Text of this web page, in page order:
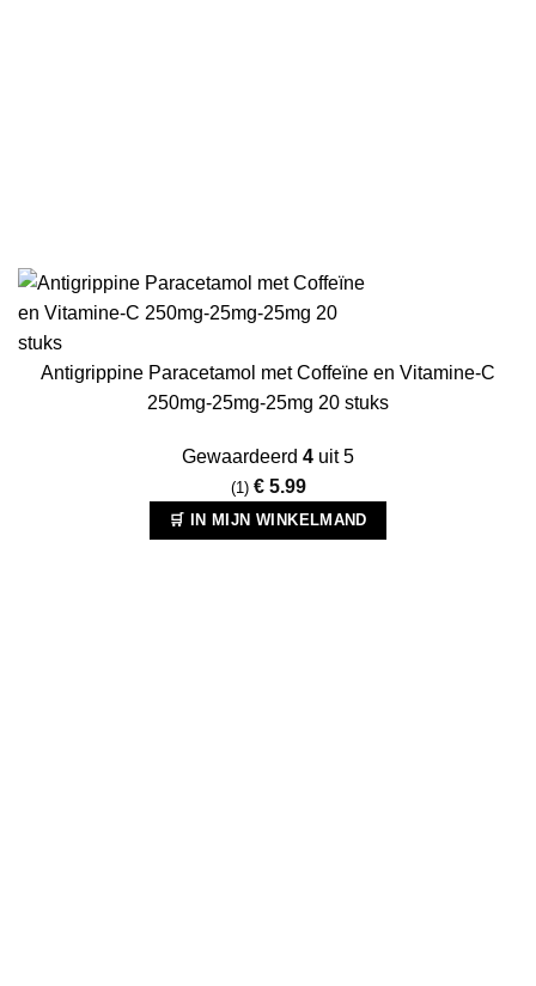
Antigrippine Paracetamol met Coffeïne en Vitamine-C
250mg-25mg-25mg 20 stuks
Gewaardeerd 4 uit 5
(1) €5.99
🛒 IN MIJN WINKELMAND